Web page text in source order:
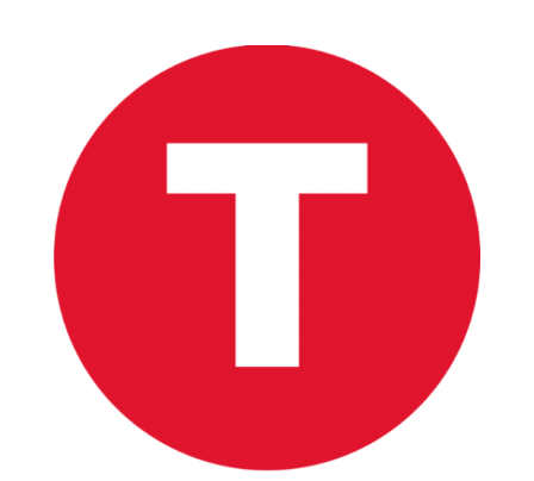
INICIO